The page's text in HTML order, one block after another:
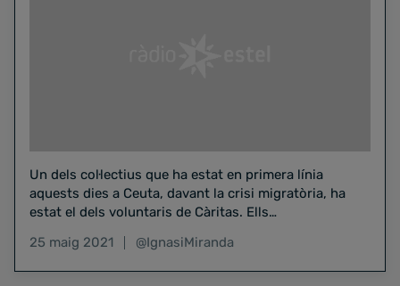
Un dels col·lectius que ha estat en primera línia
aquests dies a Ceuta, davant la crisi migratòria, ha
estat el dels voluntaris de Càritas. Ells…
25 maig 2021
@IgnasiMiranda